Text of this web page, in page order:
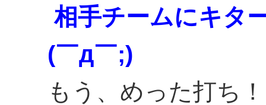
相手チームにキタ
(￣д￣;)
もう、めった打ち！